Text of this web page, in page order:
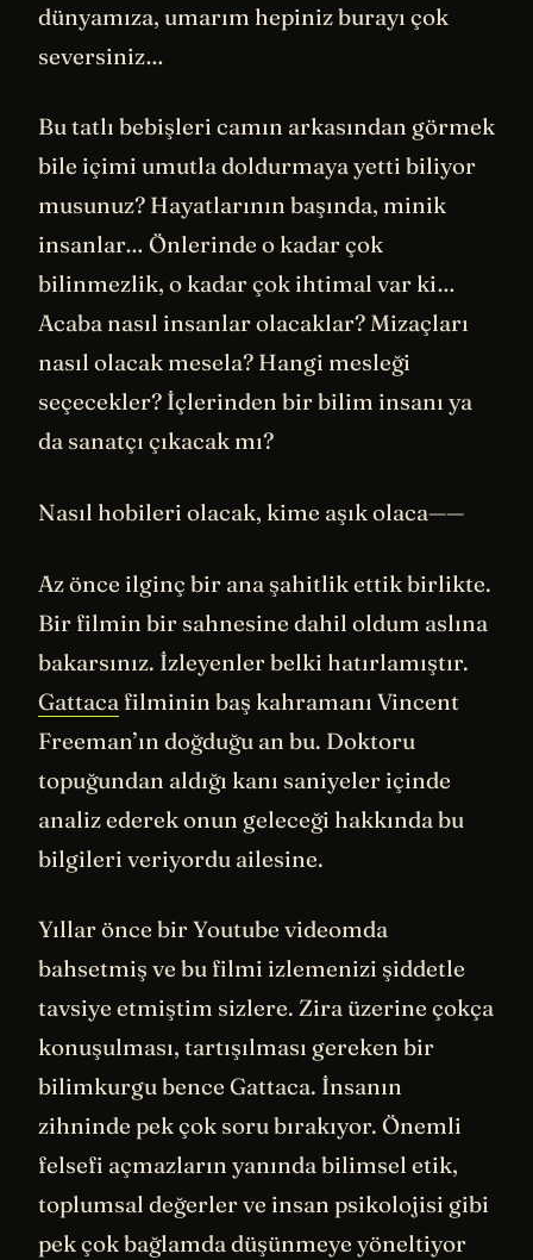
dünyamıza, umarım hepiniz burayı çok
seversiniz…
Bu tatlı bebişleri camın arkasından görmek
bile içimi umutla doldurmaya yetti biliyor
musunuz? Hayatlarının başında, minik
insanlar… Önlerinde o kadar çok
bilinmezlik, o kadar çok ihtimal var ki…
Acaba nasıl insanlar olacaklar? Mizaçları
nasıl olacak mesela? Hangi mesleği
seçecekler? İçlerinden bir bilim insanı ya
da sanatçı çıkacak mı?
Nasıl hobileri olacak, kime aşık olaca——
Az önce ilginç bir ana şahitlik ettik birlikte.
Bir filmin bir sahnesine dahil oldum aslına
bakarsınız. İzleyenler belki hatırlamıştır.
Gattaca filminin baş kahramanı Vincent
Freeman’ın doğduğu an bu. Doktoru
topuğundan aldığı kanı saniyeler içinde
analiz ederek onun geleceği hakkında bu
bilgileri veriyordu ailesine.
Yıllar önce bir Youtube videomda
bahsetmiş ve bu filmi izlemenizi şiddetle
tavsiye etmiştim sizlere. Zira üzerine çokça
konuşulması, tartışılması gereken bir
bilimkurgu bence Gattaca. İnsanın
zihninde pek çok soru bırakıyor. Önemli
felsefi açmazların yanında bilimsel etik,
toplumsal değerler ve insan psikolojisi gibi
pek çok bağlamda düşünmeye yöneltiyor